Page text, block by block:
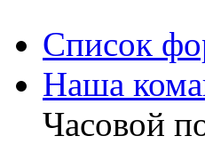
Список
Наша
Часовой